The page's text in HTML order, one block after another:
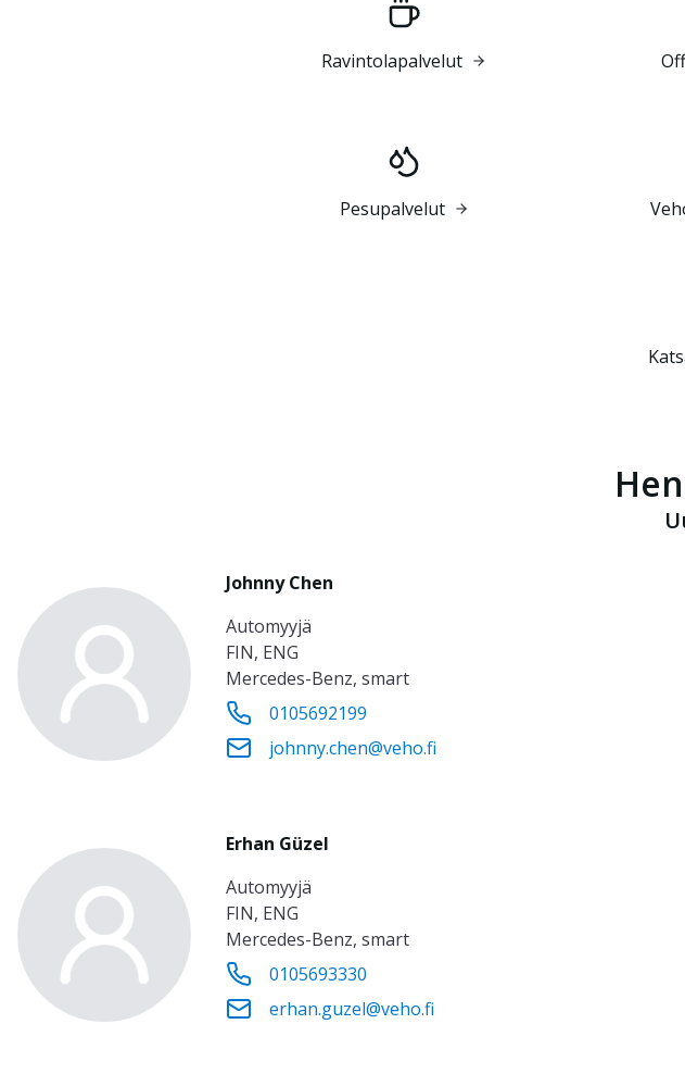
Ravintolapalvelut
Pesupalvelut
Johnny Chen
automyyjä
FIN, ENG
Mercedes-Benz, smart
0105692199
johnny.chen@veho.fi
Erhan Güzel
automyyjä
FIN, ENG
Mercedes-Benz, smart
0105693330
erhan.guzel@veho.fi